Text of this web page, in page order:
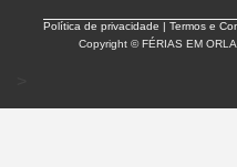
Política de privacidade |Termos e
Copyright © FÉRIAS EM